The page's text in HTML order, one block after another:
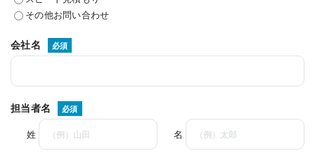
その他お問い合わせ
会社名 必須
担当者名 必須
姓 名